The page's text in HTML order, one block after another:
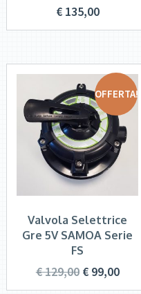
€135,00
OFFERTA!
Valvola Selettrice
Gre 5V SAMOA Serie
FS
€129,00 €99,00